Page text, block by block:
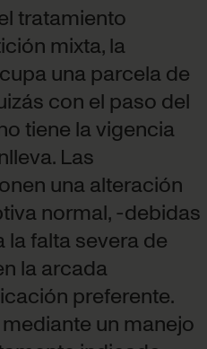
tratamiento
mixta, la
una parcela de
con el paso del
tiene la vigencia
Las
una alteración
normal, -debidas
falta severa de
la arcada
preferente.
un manejo